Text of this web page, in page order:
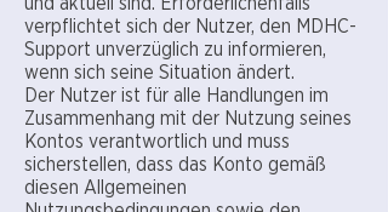
verpflichtet sich der Nutzer, den MDHC-
Support unverzüglich zu informieren,
wenn sich seine Situation ändert.
Der Nutzer ist für alle Handlungen im
Zusammenhang mit der Nutzung seines
Kontos verantwortlich und muss
sicherstellen, dass das Konto gemäß
diesen Allgemeinen